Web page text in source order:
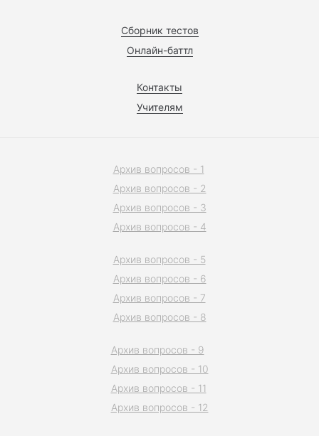
Сборник тестов
Онлайн-баттл
Контакты
Учителям
Архив вопросов - 1
Архив вопросов - 2
Архив вопросов - 3
Архив вопросов - 4
Архив вопросов - 5
Архив вопросов - 6
Архив вопросов - 7
Архив вопросов - 8
Архив вопросов - 9
Архив вопросов - 10
Архив вопросов - 11
Архив вопросов - 12